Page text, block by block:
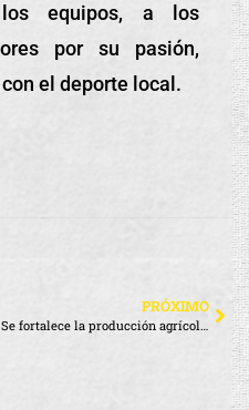
equipos, a los
por su pasión,
el deporte local.
PRÓXIMO
Se fortalece la producción agrícola en Santa Cruz